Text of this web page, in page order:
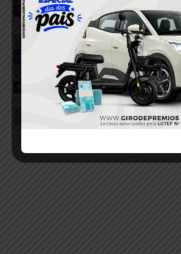
Itaituba 3 de agosto de 2026
Jovem é detido
residência no
Itaituba
1 de agosto de 2026